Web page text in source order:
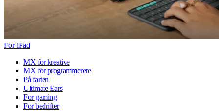
For iPad
MX for kreative
MX for programmerere
På farten
Ultimate Ears
For gaming
For bedrifter